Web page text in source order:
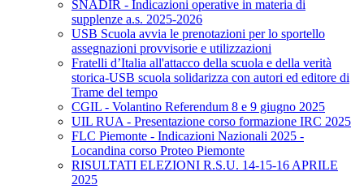
SNADIR - Indicazioni operative in materia di
supplenze a.s. 2025-2026
USB Scuola avvia le prenotazioni per lo sportello
assegnazioni provvisorie e utilizzazioni
Fratelli d’Italia all'attacco della scuola e della verità
storica-USB scuola solidarizza con autori ed editore di
Trame del tempo
CGIL - Volantino Referendum 8 e 9 giugno 2025
UIL RUA - Presentazione corso formazione IRC 2025
FLC Piemonte - Indicazioni Nazionali 2025 -
Locandina corso Proteo Piemonte
RISULTATI ELEZIONI R.S.U. 14-15-16 APRILE
2025